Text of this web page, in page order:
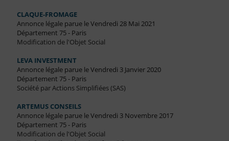
CLAQUE-FROMAGE
Annonce légale parue le Vendredi 28 Mai 2021
Département 75 - Paris
Modification de l'Objet Social
LEVA INVESTMENT
Annonce légale parue le Vendredi 3 Janvier 2020
Département 75 - Paris
Société par Actions Simplifiées (SAS)
ARTEMUS CONSEILS
Annonce légale parue le Vendredi 3 Novembre 2017
Département 75 - Paris
Modification de l'Objet Social